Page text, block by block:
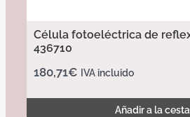
Célula fotoeléctrica de
436710
180,71€ IVA incluido
Añadir a la cesta